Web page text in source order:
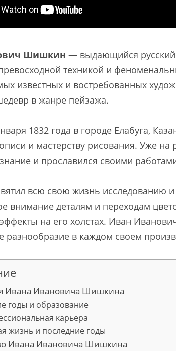
Шишкин — выдающийся русский
техникой и
известных и востребованных
в жанре пейзажа.
1832 года в городе Елабуга,
и мастерству рисования. Уже
и прославился своими
всю свою жизнь исследованию
внимание деталям и переходам
на его холстах. Иван
разнообразие в каждом своем
Ивана Ивановича Шишкина
годы и образование
карьера
жизнь и последние годы
Ивана Ивановича Шишкина